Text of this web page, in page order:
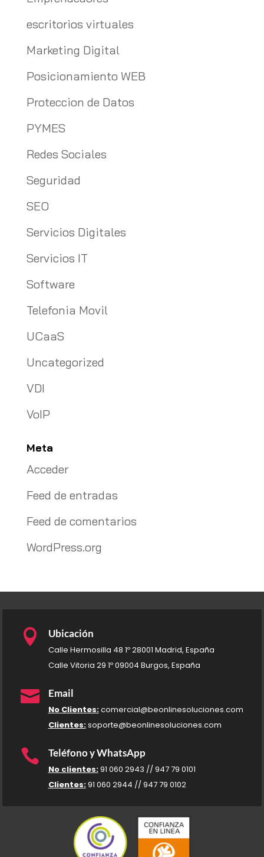
escritorios virtuales
Marketing Digital
Posicionamiento WEB
Proteccion de Datos
PYMES
Redes Sociales
Seguridad
SEO
Servicios Digitales
Servicios IT
Software
Telefonia Movil
UCaaS
Uncategorized
VDI
VoIP
Meta
Acceder
Feed de entradas
Feed de comentarios
WordPress.org
 Ubicación
Calle Hermosilla 48 1º 28001 Madrid, España
Calle Vitoria 29 1º 09004 Burgos, España
 Email
No Clientes:comercial@beonlinesoluciones.com
Clientes:soporte@beonlinesoluciones.com
 Teléfono y WhatsApp
No clientes:91 060 2943 // 947 79 0101
Clientes:91 060 2944 // 947 79 0102